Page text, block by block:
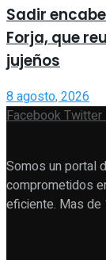
Sadir
Forja, que
jujeños
8 agosto, 2026
FacebookTwitter
Somos un portal
comprometidos
eficiente. Mas de